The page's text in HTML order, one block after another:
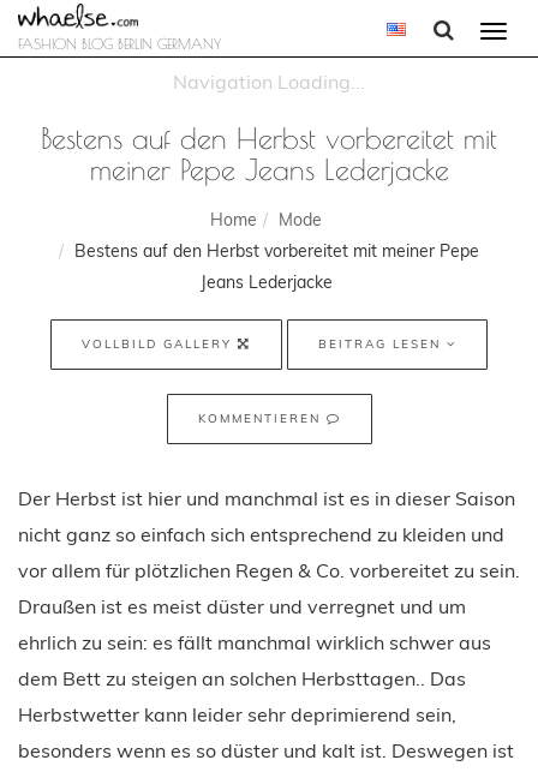
FASHION BLOG BERLIN GERMANY
Bestens auf den Herbst vorbereitet mit
meiner Pepe Jeans Lederjacke
Home
Mode
Bestens auf den Herbst vorbereitet mit meiner Pepe
Jeans Lederjacke
VOLLBILD GALLERY BEITRAG LESEN
KOMMENTIEREN
Der Herbst ist hier und manchmal ist es in dieser Saison
nicht ganz so einfach sich entsprechend zu kleiden und
vor allem für plötzlichen Regen & Co. vorbereitet zu sein.
Draußen ist es meist düster und verregnet und um
ehrlich zu sein: es fällt manchmal wirklich schwer aus
dem Bett zu steigen an solchen Herbsttagen.. Das
Herbstwetter kann leider sehr deprimierend sein,
besonders wenn es so düster und kalt ist. Deswegen ist